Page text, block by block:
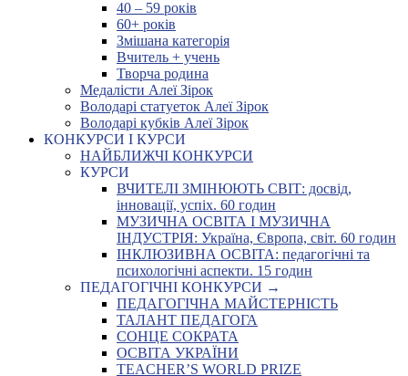
40 – 59 років
60+ років
Змішана категорія
Вчитель + учень
Творча родина
Медалісти Алеї Зірок
Володарі статуеток Алеї Зірок
Володарі кубків Алеї Зірок
КОНКУРСИ І КУРСИ
НАЙБЛИЖЧІ КОНКУРСИ
КУРСИ
ВЧИТЕЛІ ЗМІНЮЮТЬ СВІТ: досвід,
інновації, успіх. 60 годин
МУЗИЧНА ОСВІТА І МУЗИЧНА
ІНДУСТРІЯ: Україна, Європа, світ. 60 годин
ІНКЛЮЗИВНА ОСВІТА: педагогічні та
психологічні аспекти. 15 годин
ПЕДАГОГІЧНІ КОНКУРСИ →
ПЕДАГОГІЧНА МАЙСТЕРНІСТЬ
ТАЛАНТ ПЕДАГОГА
СОНЦЕ СОКРАТА
ОСВІТА УКРАЇНИ
TEACHER’S WORLD PRIZE